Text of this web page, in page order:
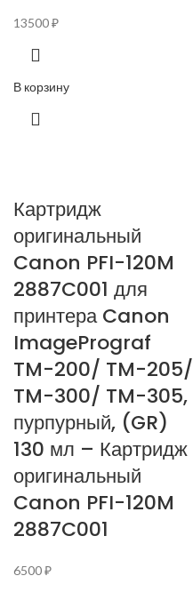
13500₽
В корзину
Картридж
оригинальный
Canon PFI-120M
2887C001 для
принтера Canon
ImagePrograf
TM-200/ TM-205/
TM-300/ TM-305,
пурпурный, (GR)
130 мл – Картридж
оригинальный
Canon PFI-120M
2887C001
6500₽